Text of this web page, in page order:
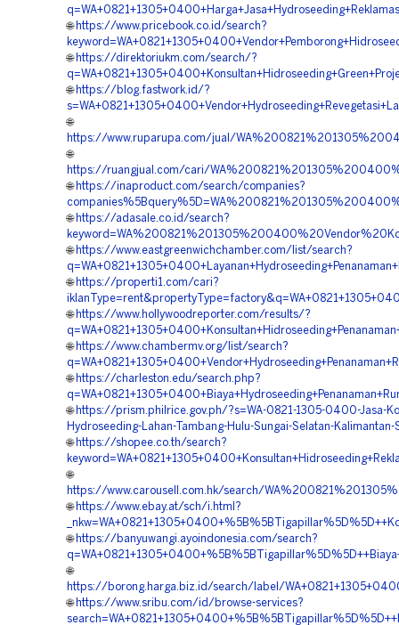
🌐 https://www.pricebook.co.id/search?
🌐 https://direktoriukm.com/search/?
🌐 https://blog.fastwork.id/?
🌐
https://www.ruparupa.com/jual/
🌐
https://ruangjual.com/cari/
🌐 https://inaproduct.com/search/companies?
🌐 https://adasale.co.id/search?
🌐 https://www.eastgreenwichchamber.com/list/search?
🌐 https://properti1.com/cari?
🌐 https://www.hollywoodreporter.com/results/?
🌐 https://www.chambermv.org/list/search?
🌐 https://charleston.edu/search.php?
🌐 https://prism.philrice.gov.ph/?s=WA-0821-1305-0400-Jasa-
Hydroseeding-Lahan-Tambang-Hulu-Sungai-Selatan-Kalimantan-
🌐 https://shopee.co.th/search?
🌐
https://www.carousell.com.hk/search/
🌐 https://www.ebay.at/sch/i.html?
🌐 https://banyuwangi.ayoindonesia.com/search?
🌐
https://borong.harga.biz.id/search/label/
🌐 https://www.sribu.com/id/browse-services?